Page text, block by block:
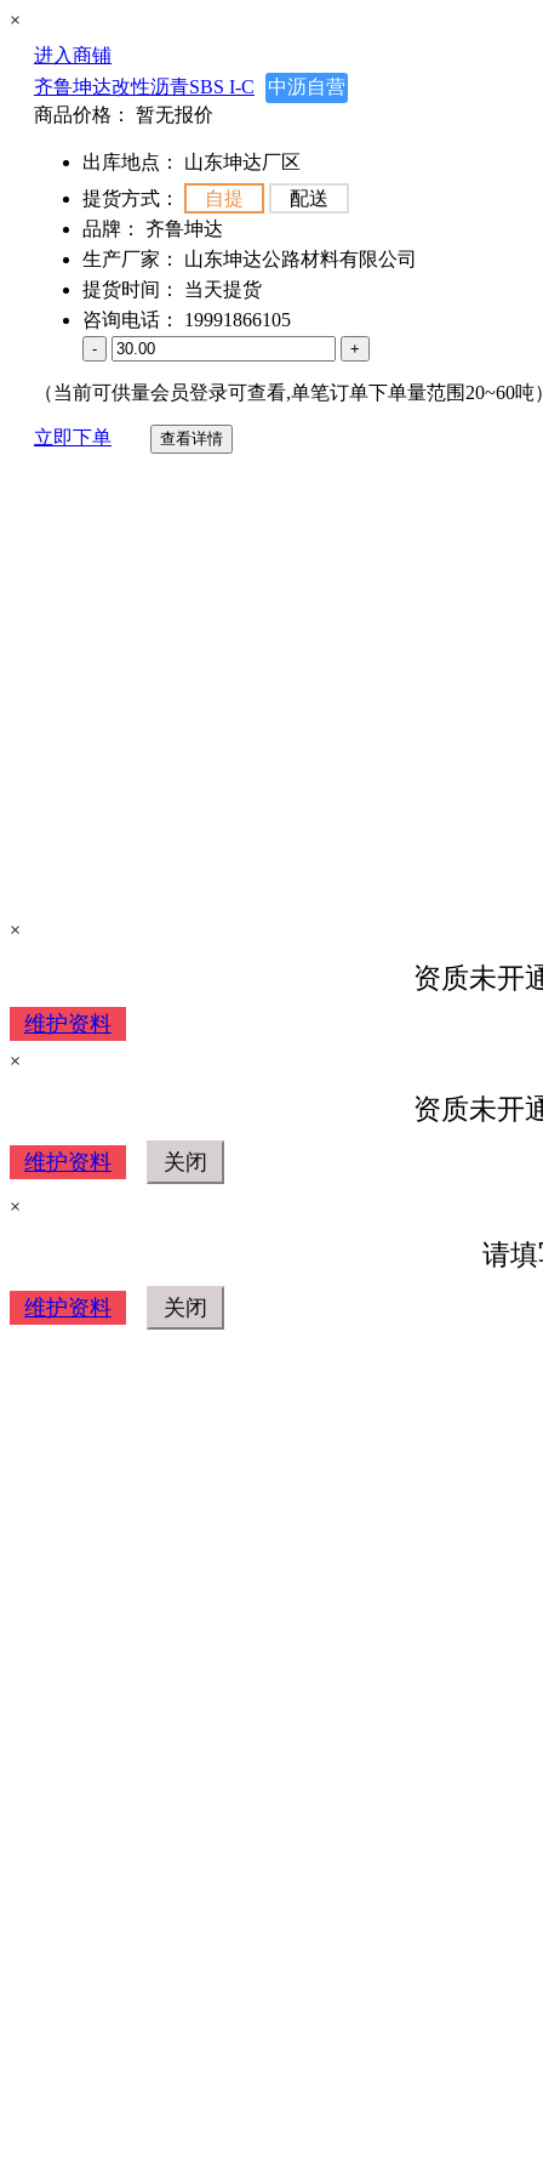
×
进入商铺
齐鲁坤达改性沥青SBS I-C
中沥自营
商品价格：
暂无报价
出库地点：
山东坤达厂区
提货方式：
自提
配送
品牌：
齐鲁坤达
生产厂家：
山东坤达公路材料有限公司
提货时间：
当天提货
咨询电话：
19991866105
- +
（当前可供量会员登录可查看,单笔订单下单量范围20~60吨
立即下单 查看详情
×
资质未开
维护资料
×
资质未开
维护资料
×
请
维护资料